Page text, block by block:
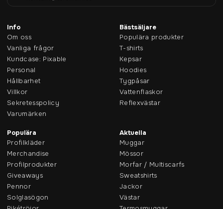
Info
Om oss
Vanliga frågor
Kundcase: Pixable
Personal
Hållbarhet
Villkor
Sekretesspolicy
Varumärken
Bästsäljare
Populära produkter
T-shirts
Kepsar
Hoodies
Tygpåsar
Vattenflaskor
Reflexvästar
Populära
Profilkläder
Merchandise
Profilprodukter
Giveaways
Pennor
Solglasögon
Aktuella
Muggar
Mössor
Morfar / Multiscarfs
Sweatshirts
Jackor
Västar